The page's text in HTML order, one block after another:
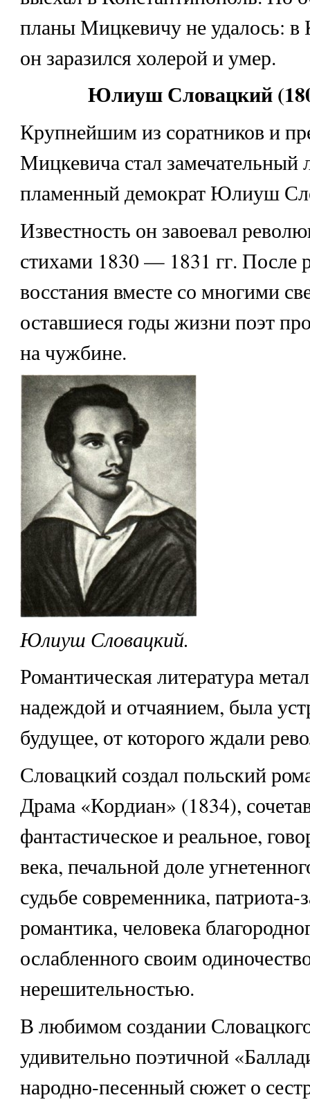
планы Мицкевичу не удалось: в
он заразился холерой и умер.
Юлиуш Словацкий
Крупнейшим из соратников и
Мицкевича стал замечательный
пламенный демократ Юлиуш
Известность он завоевал
стихами 1830 — 1831 гг. После
восстания вместе со многими
оставшиеся годы жизни поэт
на чужбине.
Юлиуш Словацкий.
Романтическая литература
надеждой и отчаянием, была
будущее, от которого ждали
Словацкий создал польский
Драма «Кордиан» (1834),
фантастическое и реальное,
века, печальной доле
судьбе современника, патриота-
романтика, человека
ослабленного своим
нерешительностью.
В любимом создании
удивительно поэтичной
народно-песенный сюжет о